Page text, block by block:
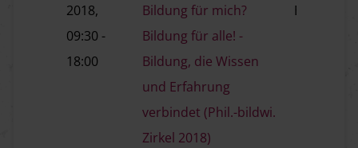
2018,
09:30 -
18:00
Bildung für mich?
Bildung für alle! -
Bildung, die Wissen
und Erfahrung
verbindet (Phil.-bildwi.
Zirkel 2018)
Baden